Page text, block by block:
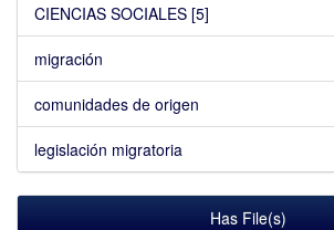
CIENCIAS SOCIALES [5]
migración
comunidades de origen
legislación migratoria
Has File(s)